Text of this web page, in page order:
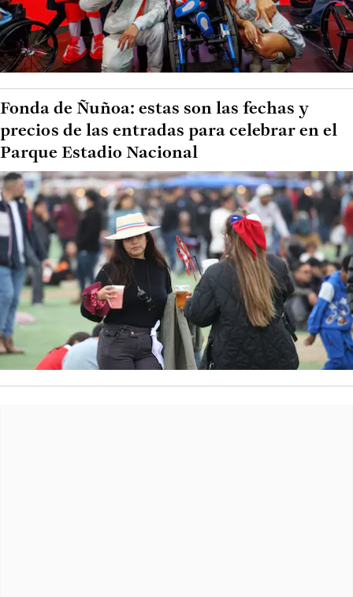
Fonda de Ñuñoa: estas son las fechas y
precios de las entradas para celebrar en el
Parque Estadio Nacional